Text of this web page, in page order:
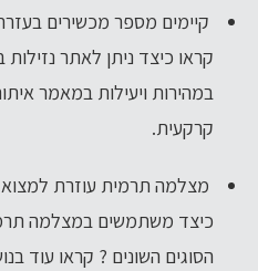
קיימים מספר מכשירים
קראו כיצד ניתן לאתר
במהירות ויעילות במאמר
קרקעית.
מצלמה תרמית עוזרת למצוא
כיצד משתמשים במצלמה
הסוגים השונים ? קראו עוד